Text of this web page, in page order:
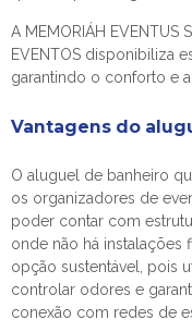
A MEMORIÁH EVENTUS
EVENTOS disponibiliza
garantindo o conforto e
Vantagens do
O aluguel de banheiro
os organizadores de
poder contar com
onde não há instalações
opção sustentável, pois
controlar odores e
conexão com redes de